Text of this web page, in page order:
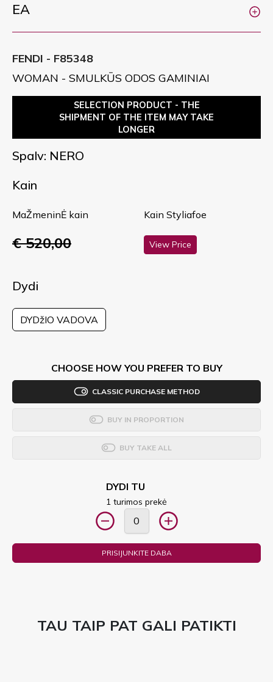
EA
FENDI - F85348
WOMAN - SMULKŪS ODOS GAMINIAI
SELECTION PRODUCT - THE
SHIPMENT OF THE ITEM MAY TAKE
LONGER
Spalv: NERO
Kain
MaŽmeninĖ kain
€ 520,00
Kain Styliafoe
View Price
Dydi
DYDžIO VADOVA
CHOOSE HOW YOU PREFER TO BUY
CLASSIC PURCHASE METHOD
BUY IN PROPORTION
BUY TAKE ALL
DYDI TU
1 turimos prekė
PRISIJUNKITE DABA
TAU TAIP PAT GALI PATIKTI